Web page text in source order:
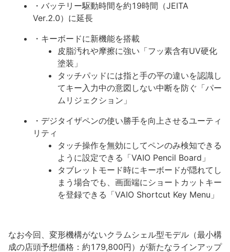
・バッテリー駆動時間を約19時間（JEITA
Ver.2.0）に延長
・キーボードに新機能を搭載
皮脂汚れや摩擦に強い「フッ素含有UV硬化
塗装」
タッチパッドには指と手の平の違いを認識し
てキー入力中の意図しない中断を防ぐ「パー
ムリジェクション」
・デジタイザペンの使い勝手を向上させるユーティ
リティ
タッチ操作を無効にしてペンのみ検知できる
ように設定できる「VAIO Pencil Board」
タブレットモード時にキーボードが隠れてし
まう場合でも、画面端にショートカットキー
を登録できる「VAIO Shortcut Key Menu」
なお今回、変形機構がないクラムシェル型モデル（最小構
成の店頭予想価格：約179,800円）が新たなラインアップ